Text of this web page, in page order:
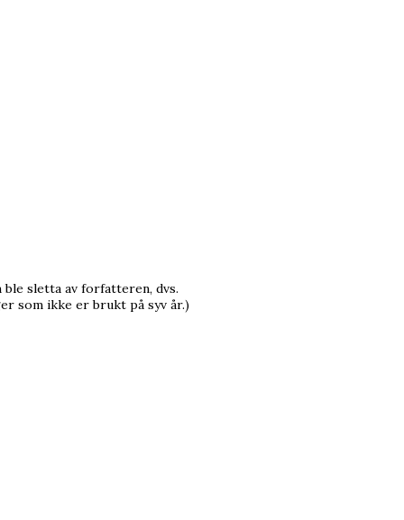
ble sletta av forfatteren, dvs.
som ikke er brukt på syv år.)